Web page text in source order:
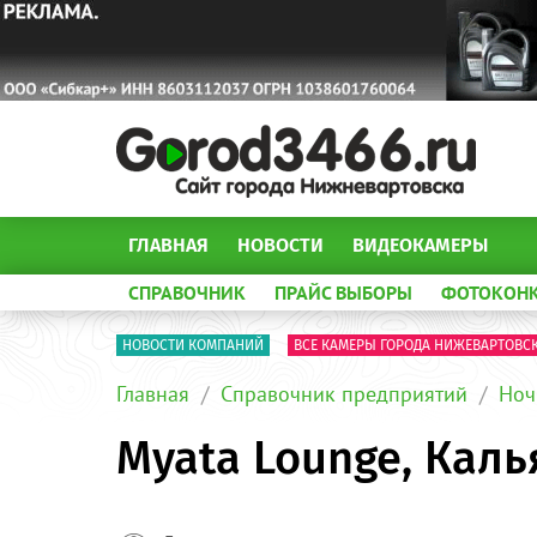
ГЛАВНАЯ НОВОСТИ ВИДЕОКАМЕРЫ
СПРАВОЧНИК ПРАЙС ВЫБОРЫ
НОВОСТИ КОМПАНИЙ ВСЕ КАМЕРЫ ГОРОДА
Главная Справочник предприятий
Myata Lounge,